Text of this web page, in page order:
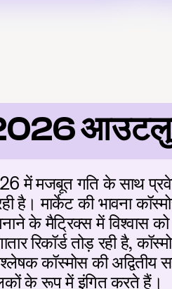
में मजबूत गति के साथ
है। मार्केट की भावना
के मैट्रिक्स में विश्वास
रिकॉर्ड तोड़ रही है,
कॉस्मोस की अद्वितीय
के रूप में इंगित करते हैं।